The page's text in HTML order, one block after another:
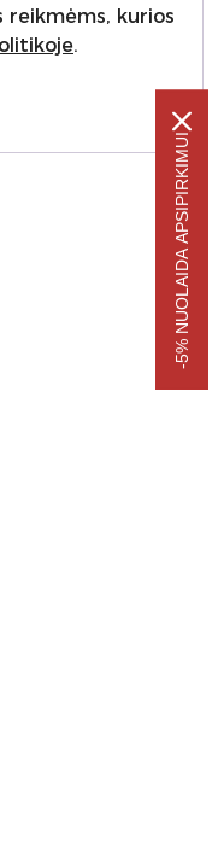
reikmėms, kurios
.
-5% NUOLAIDA APSIPIRKIMUI